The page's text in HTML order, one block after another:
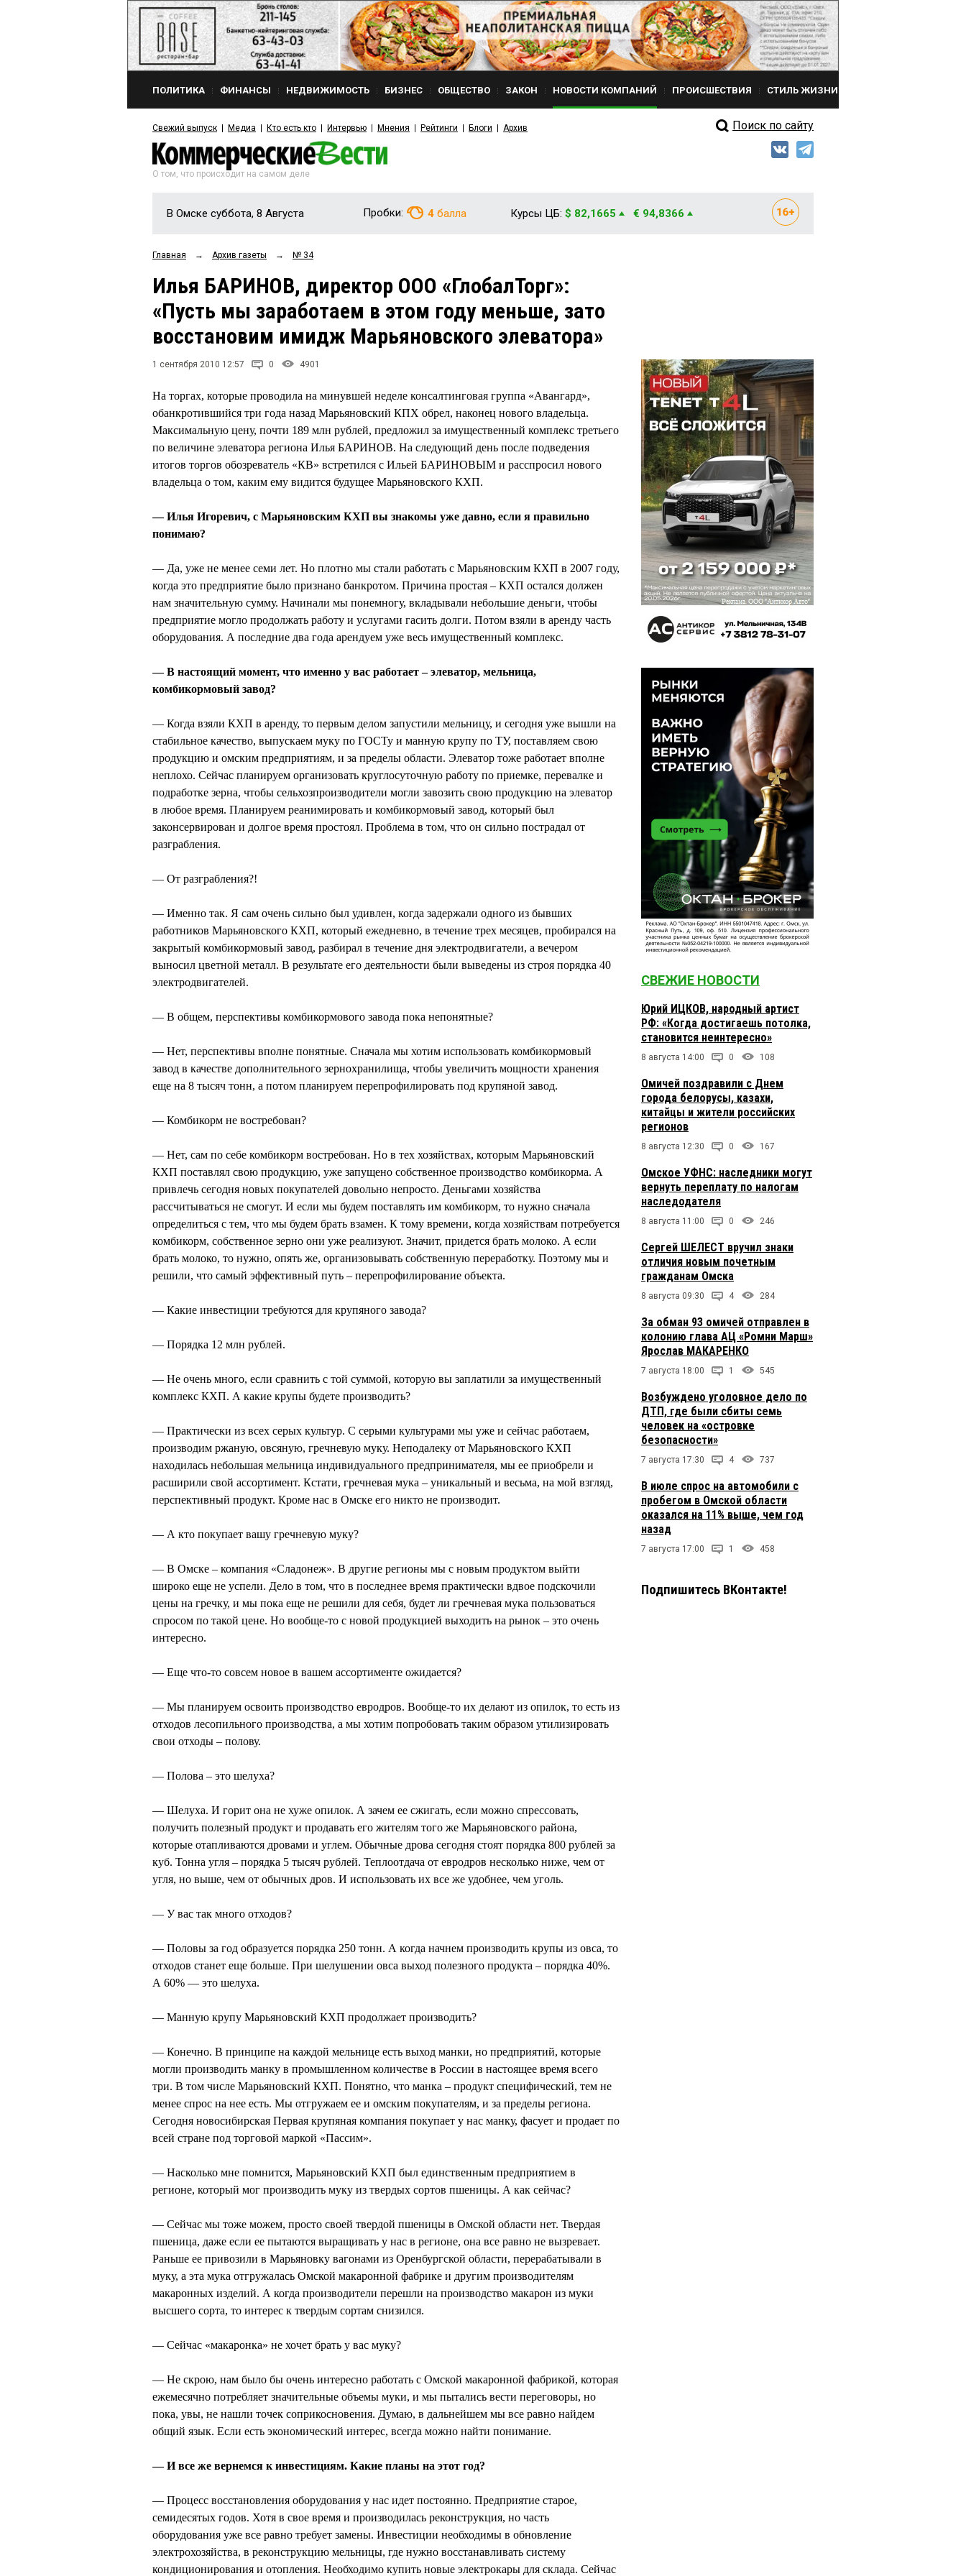
ПОЛИТИКА ФИНАНСЫ НЕДВИЖИМОСТЬ БИЗНЕС ОБЩЕСТВО ЗАКОН НОВОСТИ КОМПАНИЙ ПРОИСШЕСТВИЯ СТИЛЬ ЖИЗНИ
Свежий выпуск Медиа Кто есть кто Интервью Мнения Рейтинги Блоги Архив Поиск по сайту
О том, что происходит на самом деле
В Омске суббота, 8 Августа Пробки: 4 балла Курсы ЦБ: $ 82,1665 € 94,8366
Главная → Архив газеты → № 34
Илья БАРИНОВ, директор ООО «ГлобалТорг»:
«Пусть мы заработаем в этом году меньше, зато
восстановим имидж Марьяновского элеватора»
1 сентября 2010 12:57 0 4901
На торгах, которые проводила на минувшей неделе консалтинговая группа «Авангард»,
обанкротившийся три года назад Марьяновский КПХ обрел, наконец нового владельца.
Максимальную цену, почти 189 млн рублей, предложил за имущественный комплекс третьего
по величине элеватора региона Илья БАРИНОВ. На следующий день после подведения
итогов торгов обозреватель «КВ» встретился с Ильей БАРИНОВЫМ и расспросил нового
владельца о том, каким ему видится будущее Марьяновского КХП.
— Илья Игоревич, с Марьяновским КХП вы знакомы уже давно, если я правильно
понимаю?
— Да, уже не менее семи лет. Но плотно мы стали работать с Марьяновским КХП в 2007 году,
когда это предприятие было признано банкротом. Причина простая – КХП остался должен
нам значительную сумму. Начинали мы понемногу, вкладывали небольшие деньги, чтобы
предприятие могло продолжать работу и услугами гасить долги. Потом взяли в аренду часть
оборудования. А последние два года арендуем уже весь имущественный комплекс.
— В настоящий момент, что именно у вас работает – элеватор, мельница,
комбикормовый завод?
— Когда взяли КХП в аренду, то первым делом запустили мельницу, и сегодня уже вышли на
стабильное качество, выпускаем муку по ГОСТу и манную крупу по ТУ, поставляем свою
продукцию и омским предприятиям, и за пределы области. Элеватор тоже работает вполне
неплохо. Сейчас планируем организовать круглосуточную работу по приемке, перевалке и
подработке зерна, чтобы сельхозпроизводители могли завозить свою продукцию на элеватор
в любое время. Планируем реанимировать и комбикормовый завод, который был
законсервирован и долгое время простоял. Проблема в том, что он сильно пострадал от
разграбления.
— От разграбления?!
— Именно так. Я сам очень сильно был удивлен, когда задержали одного из бывших
работников Марьяновского КХП, который ежедневно, в течение трех месяцев, пробирался на
закрытый комбикормовый завод, разбирал в течение дня электродвигатели, а вечером
выносил цветной металл. В результате его деятельности были выведены из строя порядка 40
электродвигателей.
— В общем, перспективы комбикормового завода пока непонятные?
— Нет, перспективы вполне понятные. Сначала мы хотим использовать комбикормовый
завод в качестве дополнительного зернохранилища, чтобы увеличить мощности хранения
еще на 8 тысяч тонн, а потом планируем перепрофилировать под крупяной завод.
— Комбикорм не востребован?
— Нет, сам по себе комбикорм востребован. Но в тех хозяйствах, которым Марьяновский
КХП поставлял свою продукцию, уже запущено собственное производство комбикорма. А
привлечь сегодня новых покупателей довольно непросто. Деньгами хозяйства
рассчитываться не смогут. И если мы будем поставлять им комбикорм, то нужно сначала
определиться с тем, что мы будем брать взамен. К тому времени, когда хозяйствам потребуется
комбикорм, собственное зерно они уже реализуют. Значит, придется брать молоко. А если
брать молоко, то нужно, опять же, организовывать собственную переработку. Поэтому мы и
решили, что самый эффективный путь – перепрофилирование объекта.
— Какие инвестиции требуются для крупяного завода?
— Порядка 12 млн рублей.
— Не очень много, если сравнить с той суммой, которую вы заплатили за имущественный
комплекс КХП. А какие крупы будете производить?
— Практически из всех серых культур. С серыми культурами мы уже и сейчас работаем,
производим ржаную, овсяную, гречневую муку. Неподалеку от Марьяновского КХП
находилась небольшая мельница индивидуального предпринимателя, мы ее приобрели и
расширили свой ассортимент. Кстати, гречневая мука – уникальный и весьма, на мой взгляд,
перспективный продукт. Кроме нас в Омске его никто не производит.
— А кто покупает вашу гречневую муку?
— В Омске – компания «Сладонеж». В другие регионы мы с новым продуктом выйти
широко еще не успели. Дело в том, что в последнее время практически вдвое подскочили
цены на гречку, и мы пока еще не решили для себя, будет ли гречневая мука пользоваться
спросом по такой цене. Но вообще-то с новой продукцией выходить на рынок – это очень
интересно.
— Еще что-то совсем новое в вашем ассортименте ожидается?
— Мы планируем освоить производство евродров. Вообще-то их делают из опилок, то есть из
отходов лесопильного производства, а мы хотим попробовать таким образом утилизировать
свои отходы – полову.
— Полова – это шелуха?
— Шелуха. И горит она не хуже опилок. А зачем ее сжигать, если можно спрессовать,
получить полезный продукт и продавать его жителям того же Марьяновского района,
которые отапливаются дровами и углем. Обычные дрова сегодня стоят порядка 800 рублей за
куб. Тонна угля – порядка 5 тысяч рублей. Теплоотдача от евродров несколько ниже, чем от
угля, но выше, чем от обычных дров. И использовать их все же удобнее, чем уголь.
— У вас так много отходов?
— Половы за год образуется порядка 250 тонн. А когда начнем производить крупы из овса, то
отходов станет еще больше. При шелушении овса выход полезного продукта – порядка 40%.
А 60% — это шелуха.
— Манную крупу Марьяновский КХП продолжает производить?
— Конечно. В принципе на каждой мельнице есть выход манки, но предприятий, которые
могли производить манку в промышленном количестве в России в настоящее время всего
три. В том числе Марьяновский КХП. Понятно, что манка – продукт специфический, тем не
менее спрос на нее есть. Мы отгружаем ее и омским покупателям, и за пределы региона.
Сегодня новосибирская Первая крупяная компания покупает у нас манку, фасует и продает по
всей стране под торговой маркой «Пассим».
— Насколько мне помнится, Марьяновский КХП был единственным предприятием в
регионе, который мог производить муку из твердых сортов пшеницы. А как сейчас?
— Сейчас мы тоже можем, просто своей твердой пшеницы в Омской области нет. Твердая
пшеница, даже если ее пытаются выращивать у нас в регионе, она все равно не вызревает.
Раньше ее привозили в Марьяновку вагонами из Оренбургской области, перерабатывали в
муку, а эта мука отгружалась Омской макаронной фабрике и другим производителям
макаронных изделий. А когда производители перешли на производство макарон из муки
высшего сорта, то интерес к твердым сортам снизился.
— Сейчас «макаронка» не хочет брать у вас муку?
— Не скрою, нам было бы очень интересно работать с Омской макаронной фабрикой, которая
ежемесячно потребляет значительные объемы муки, и мы пытались вести переговоры, но
пока, увы, не нашли точек соприкосновения. Думаю, в дальнейшем мы все равно найдем
общий язык. Если есть экономический интерес, всегда можно найти понимание.
— И все же вернемся к инвестициям. Какие планы на этот год?
— Процесс восстановления оборудования у нас идет постоянно. Предприятие старое,
семидесятых годов. Хотя в свое время и производилась реконструкция, но часть
оборудования уже все равно требует замены. Инвестиции необходимы в обновление
электрохозяйства, в реконструкцию мельницы, где нужно восстанавливать систему
кондиционирования и отопления. Необходимо купить новые электрокары для склада. Сейчас
СВЕЖИЕ НОВОСТИ
Юрий ИЦКОВ, народный артист
РФ: «Когда достигаешь потолка,
становится неинтересно»
8 августа 14:00 0 108
Омичей поздравили с Днем
города белорусы, казахи,
китайцы и жители российских
регионов
8 августа 12:30 0 167
Омское УФНС: наследники могут
вернуть переплату по налогам
наследодателя
8 августа 11:00 0 246
Сергей ШЕЛЕСТ вручил знаки
отличия новым почетным
гражданам Омска
8 августа 09:30 4 284
За обман 93 омичей отправлен в
колонию глава АЦ «Ромни Марш»
Ярослав МАКАРЕНКО
7 августа 18:00 1 545
Возбуждено уголовное дело по
ДТП, где были сбиты семь
человек на «островке
безопасности»
7 августа 17:30 4 737
В июле спрос на автомобили с
пробегом в Омской области
оказался на 11% выше, чем год
назад
7 августа 17:00 1 458
Подпишитесь ВКонтакте!